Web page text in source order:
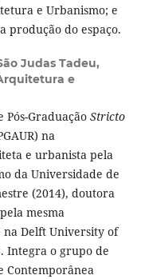
e Urbanismo; e
produção do espaço.
Judas Tadeu,
e
Graduação Stricto
na
e urbanista pela
da Universidade de
(2014), doutora
mesma
na Delft University of
Integra o grupo de
Contemporânea